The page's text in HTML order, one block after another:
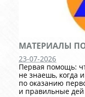
МАТЕРИАЛЫ
23-07-2026
Первая помощь:
не знаешь, когда
по оказанию
и правильные дей